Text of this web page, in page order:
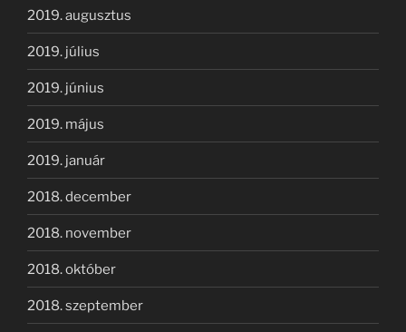
2019. augusztus
2019. július
2019. június
2019. május
2019. január
2018. december
2018. november
2018. október
2018. szeptember